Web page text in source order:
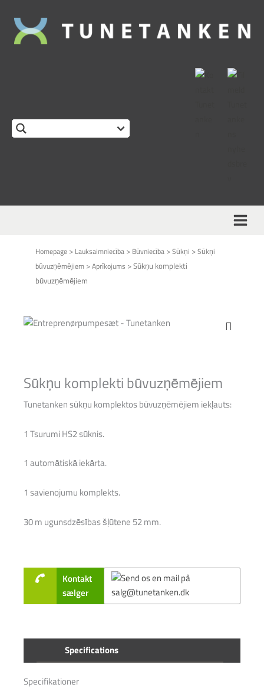
Homepage > Lauksaimniecība > Būvniecība >Sūkņi >Sūkņi
būvuzņēmējiem >Aprīkojums >Sūkņu komplekti
būvuzņēmējiem
Sūkņu komplekti būvuzņēmējiem
Tunetanken sūkņu komplektos būvuzņēmējiem iekļauts:
1 Tsurumi HS2 sūknis.
1 automātiskā iekārta.
1 savienojumu komplekts.
30 m ugunsdzēsības šļūtene 52 mm.
Kontakt
sælger
Specifications
Specifikationer